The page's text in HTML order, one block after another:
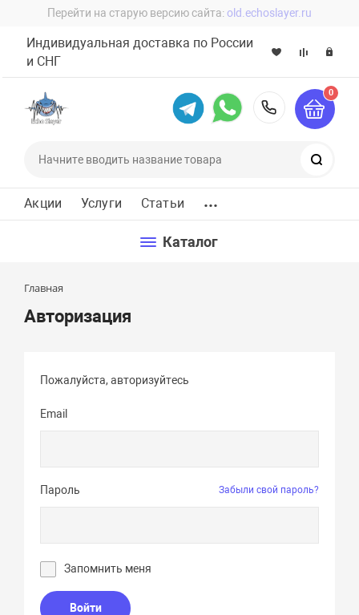
Перейти на старую версию сайта: old.echoslayer.ru
Индивидуальная доставка по России
и СНГ
8 (800)
0
Акции Услуги Статьи ...
Каталог
Главная
Авторизация
Пожалуйста, авторизуйтесь
Email
Пароль Забыли свой пароль?
Запомнить меня
Войти